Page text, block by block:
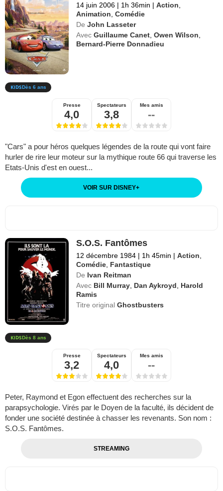
14 juin 2006 | 1h 36min | Action
Animation ,Comédie
De John Lasseter
Avec Guillaume Canet ,Owen Wilson
Bernard-Pierre Donnadieu
Dès 6 ans
Presse
4,0
Spectateurs
3,8
Mes amis
--
"Cars" a pour héros quelques légendes de la route qui vont faire
hurler de rire leur moteur sur la mythique route 66 qui traverse les
Etats-Unis d'est en ouest...
VOIR SUR DISNEY+
S.O.S. Fantômes
12 décembre 1984 | 1h 45min | Action
Comédie Fantastique
De Ivan Reitman
Avec Bill Murray Dan Aykroyd
Harold
Ramis
Titre originalGhostbusters
Dès 8 ans
Presse
3,2
Spectateurs
4,0
Mes amis
--
Peter, Raymond et Egon effectuent des recherches sur la
parapsychologie. Virés par le Doyen de la faculté, ils décident de
fonder une société destinée à chasser les revenants. Son nom :
S.O.S. Fantômes.
STREAMING